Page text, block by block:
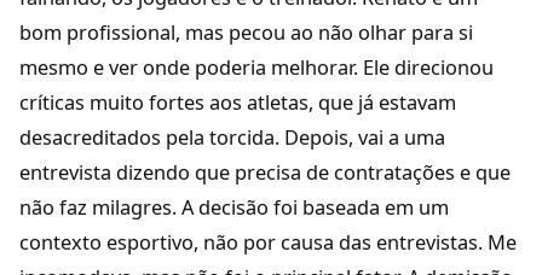
bom profissional, mas pecou ao não olhar para si
mesmo e ver onde poderia melhorar. Ele direcionou
críticas muito fortes aos atletas, que já estavam
desacreditados pela torcida. Depois, vai a uma
entrevista dizendo que precisa de contratações e que
não faz milagres. A decisão foi baseada em um
contexto esportivo, não por causa das entrevistas. Me